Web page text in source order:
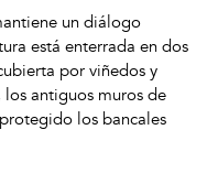
un diálogo
está enterrada en dos
por viñedos y
antiguos muros de
los bancales